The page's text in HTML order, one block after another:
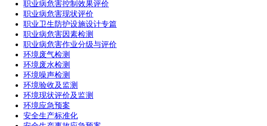
职业病危害控制效果评价
职业病危害现状评价
职业卫生防护设施设计专篇
职业病危害因素检测
职业病危害作业分级与评价
环境废气检测
环境废水检测
环境噪声检测
环境验收及监测
环境现状评价及监测
环境应急预案
安全生产标准化